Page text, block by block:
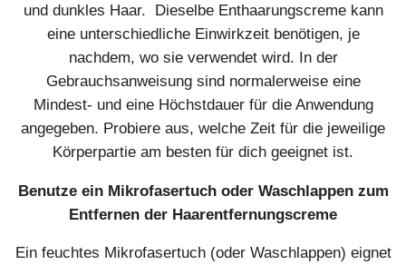
und dunkles Haar. Dieselbe Enthaarungscreme kann
eine unterschiedliche Einwirkzeit benötigen, je
nachdem, wo sie verwendet wird. In der
Gebrauchsanweisung sind normalerweise eine
Mindest- und eine Höchstdauer für die Anwendung
angegeben. Probiere aus, welche Zeit für die jeweilige
Körperpartie am besten für dich geeignet ist.
Benutze ein Mikrofasertuch oder Waschlappen zum
Entfernen der Haarentfernungscreme
Ein feuchtes Mikrofasertuch (oder Waschlappen) eignet